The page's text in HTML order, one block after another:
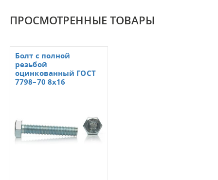
ПРОСМОТРЕННЫЕ ТОВАРЫ
Болт с полной
резьбой
оцинкованный ГОСТ
7798–70 8х16